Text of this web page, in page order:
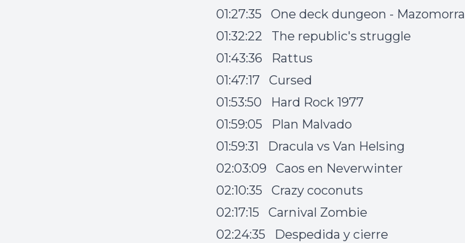
01:27:35 One deck dungeon - Mazomorra
01:32:22 The republic's struggle
01:43:36 Rattus
01:47:17 Cursed
01:53:50 Hard Rock 1977
01:59:05 Plan Malvado
01:59:31 Dracula vs Van Helsing
02:03:09 Caos en Neverwinter
02:10:35 Crazy coconuts
02:17:15 Carnival Zombie
02:24:35 Despedida y cierre